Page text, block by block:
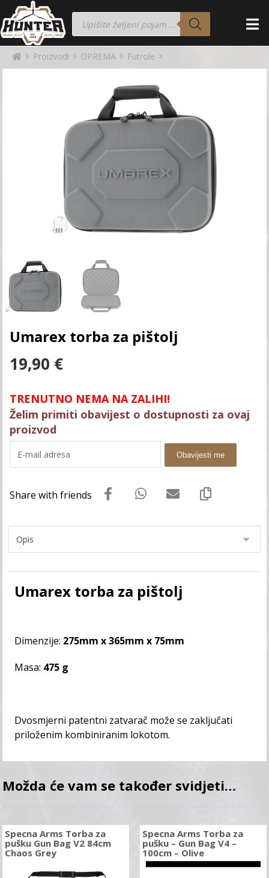
Proizvodi OPREMA Futrole
Umarex torba za pištolj
19,90 €
TRENUTNO NEMA NA ZALIHI!
Želim primiti obavijest o dostupnosti za ovaj
proizvod
Obavijesti me
Umarex torba za pištolj
Dimenzije: 275mm x 365mm x 75mm
Masa: 475 g
Dvosmjerni patentni zatvarač može se zaključati
priloženim kombiniranim lokotom.
Možda će vam se također svidjeti…
Specna Arms Torba za
pušku Gun Bag V2 84cm
Chaos Grey
Specna Arms Torba za
pušku – Gun Bag V4 –
100cm – Olive